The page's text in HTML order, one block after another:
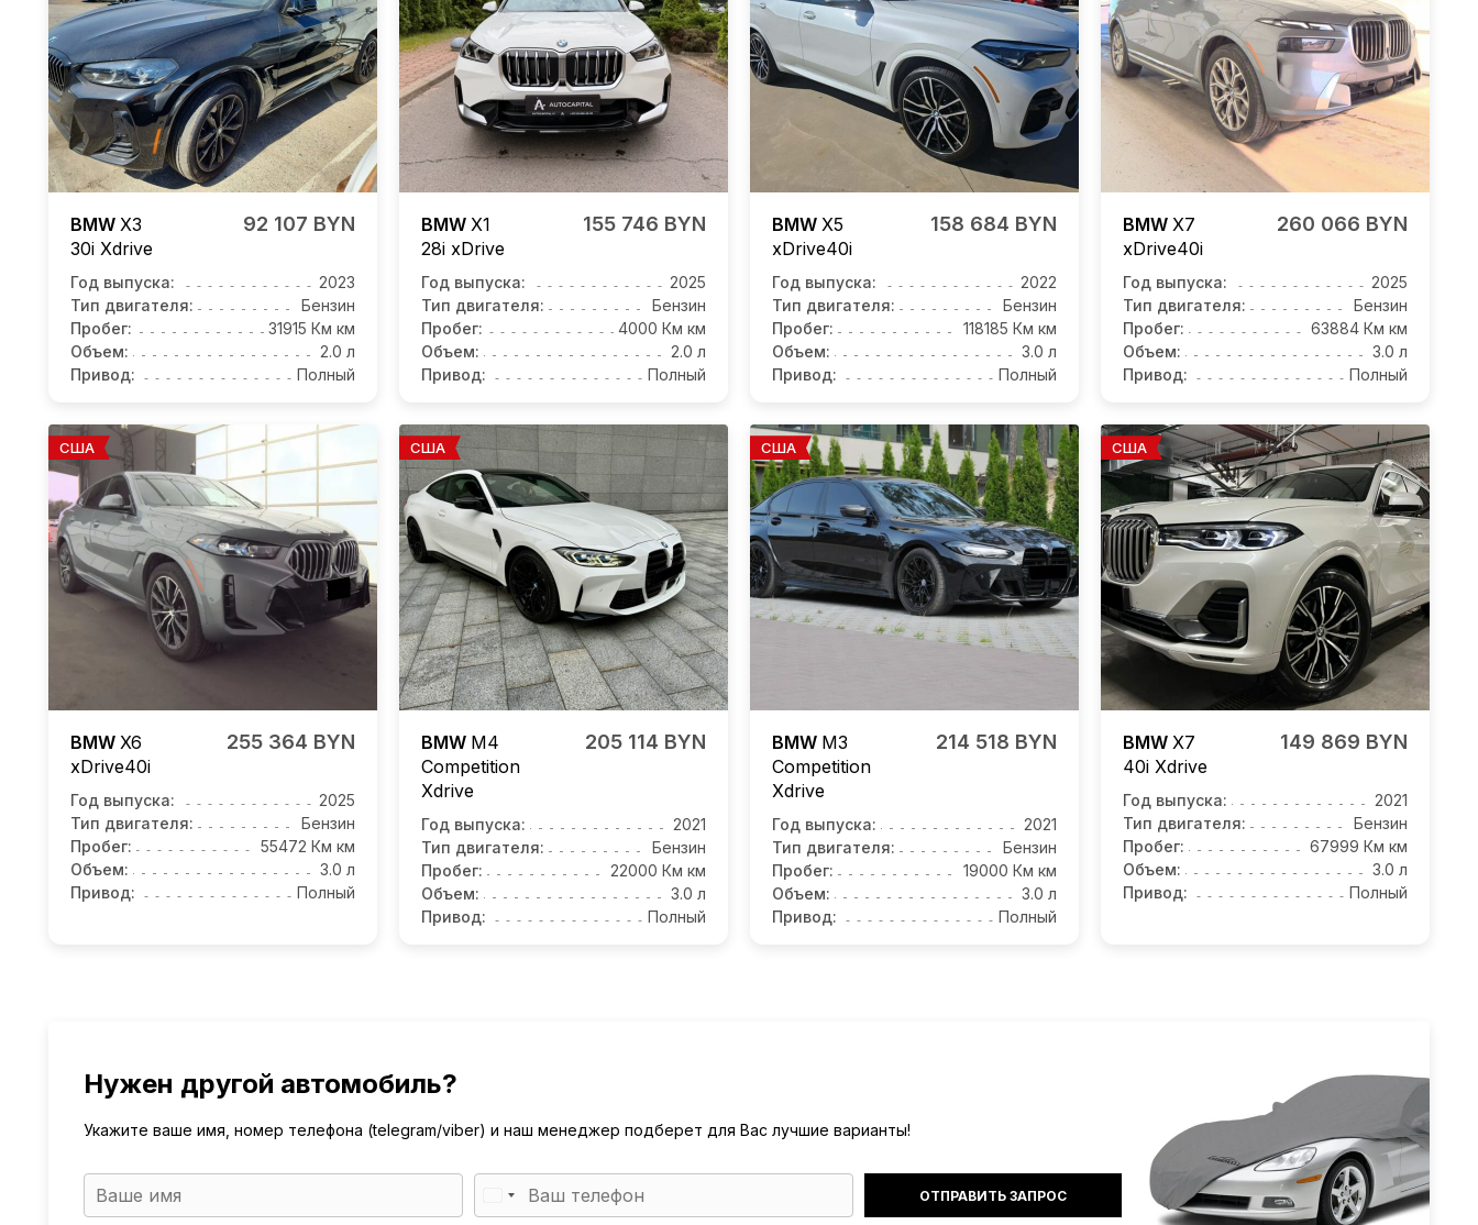
BMW X3
30i Xdrive
92 107 BYN
Год выпуска:
2023
Тип двигателя:
Бензин
Пробег:
31915 Км км
Объем:
2.0 л
Привод:
Полный
BMW X1
28i xDrive
155 746 BYN
Год выпуска:
2025
Тип двигателя:
Бензин
Пробег:
4000 Км км
Объем:
2.0 л
Привод:
Полный
BMW X5
xDrive40i
158 684 BYN
Год выпуска:
2022
Тип двигателя:
Бензин
Пробег:
118185 Км км
Объем:
3.0 л
Привод:
Полный
BMW X7
xDrive40i
260 066 BYN
Год выпуска:
2025
Тип двигателя:
Бензин
Пробег:
63884 Км км
Объем:
3.0 л
Привод:
Полный
США
BMW X6
xDrive40i
255 364 BYN
Год выпуска:
2025
Тип двигателя:
Бензин
Пробег:
55472 Км км
Объем:
3.0 л
Привод:
Полный
США
BMW M4
Competition
Xdrive
205 114 BYN
Год выпуска:
2021
Тип двигателя:
Бензин
Пробег:
22000 Км км
Объем:
3.0 л
Привод:
Полный
США
BMW M3
Competition
Xdrive
214 518 BYN
Год выпуска:
2021
Тип двигателя:
Бензин
Пробег:
19000 Км км
Объем:
3.0 л
Привод:
Полный
США
BMW X7
40i Xdrive
149 869 BYN
Год выпуска:
2021
Тип двигателя:
Бензин
Пробег:
67999 Км км
Объем:
3.0 л
Привод:
Полный
Нужен другой автомобиль?
Укажите ваше имя, номер телефона (telegram/viber) и наш менеджер подберет для Вас лучшие варианты!